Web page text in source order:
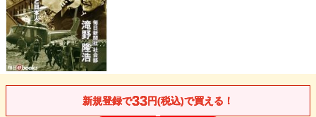
新規登録で33円(税込)で買える！